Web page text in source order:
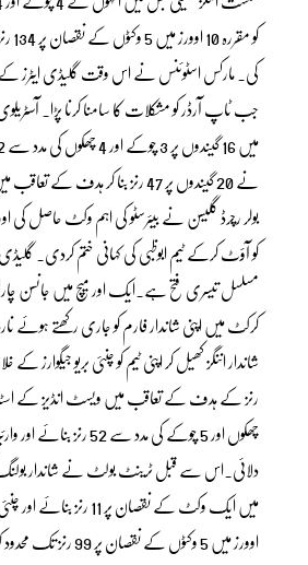
کو
کی۔ مارکس اسٹوئنس نے اس وقت گلیڈی ایٹرز کے
جب ٹاپ آرڈر کو مشکلات کا سامنا کرنا پڑا۔
نے 20 گیندوں پر 47 رنز بنا کر ہدف
بولر رچرڈ گلیسن نے بیئرسٹو کی اہم وکٹ حاصل کی
کو آؤٹ کرکے ٹیم ابوظبی کی کہانی ختم کردی۔
مسلسل تیسری فتح ہے۔ایک اور میچ میں جانسن
کرکٹ میں اپنی شاندار فارم کو جاری رکھتے ہوئے
چھکوں اور 5 چوکے کی مدد سے
اوورز میں 5 وکٹوں کے نقصان پر 99 رنز تک محدود کردیا۔